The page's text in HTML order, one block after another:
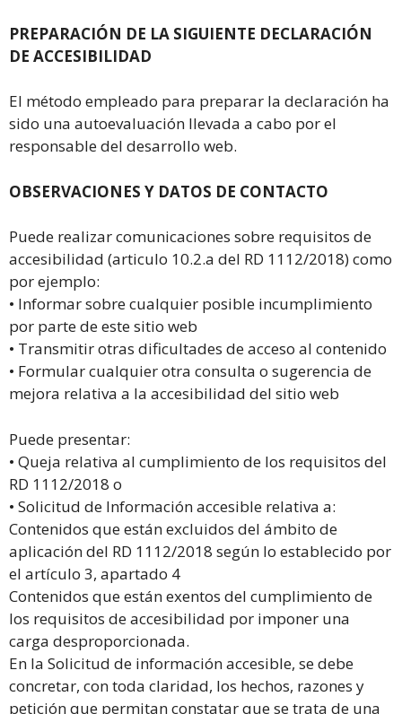
PREPARACIÓN DE LA SIGUIENTE DECLARACIÓN
DE ACCESIBILIDAD
El método empleado para preparar la declaración ha
sido una autoevaluación llevada a cabo por el
responsable del desarrollo web.
OBSERVACIONES Y DATOS DE CONTACTO
Puede realizar comunicaciones sobre requisitos de
accesibilidad (articulo 10.2.a del RD 1112/2018) como
por ejemplo:
• Informar sobre cualquier posible incumplimiento
por parte de este sitio web
• Transmitir otras dificultades de acceso al contenido
• Formular cualquier otra consulta o sugerencia de
mejora relativa a la accesibilidad del sitio web
Puede presentar:
• Queja relativa al cumplimiento de los requisitos del
RD 1112/2018 o
• Solicitud de Información accesible relativa a:
Contenidos que están excluidos del ámbito de
aplicación del RD 1112/2018 según lo establecido por
el artículo 3, apartado 4
Contenidos que están exentos del cumplimiento de
los requisitos de accesibilidad por imponer una
carga desproporcionada.
En la Solicitud de información accesible, se debe
concretar, con toda claridad, los hechos, razones y
petición que permitan constatar que se trata de una